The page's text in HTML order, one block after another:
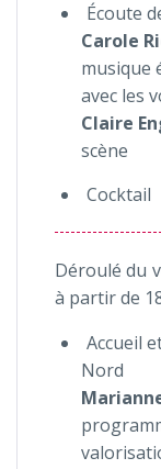
Écoute
Carole
musique
avec les
Claire
scène
Cocktail
Déroulé du
à partir de
Accueil
Nord